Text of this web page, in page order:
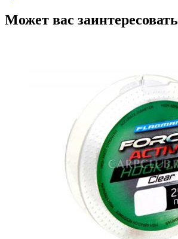
Может вас заинтересовать